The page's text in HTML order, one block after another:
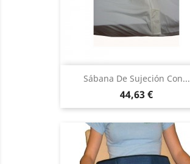
Sábana De Sujeción Con...
Precio
44,63 €